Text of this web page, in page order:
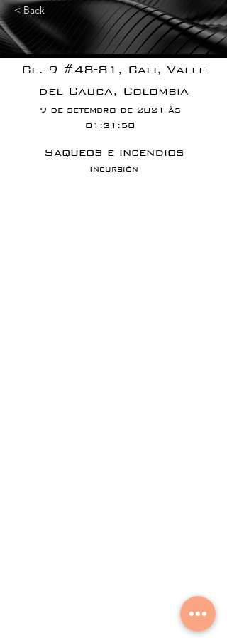
< Back
Cl. 9 #48-81, Cali, Valle
del Cauca, Colombia
9 de setembro de 2021 às
01:31:50
Saqueos e incendios
Incursión